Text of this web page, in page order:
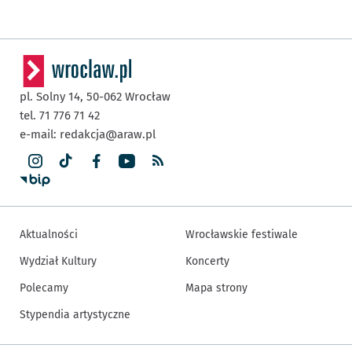
pl. Solny 14, 50-062 Wrocław
tel. 71 776 71 42
e-mail: redakcja@araw.pl
Aktualności
Wydział Kultury
Polecamy
Stypendia artystyczne
Wrocławskie festiwale
Koncerty
Mapa strony